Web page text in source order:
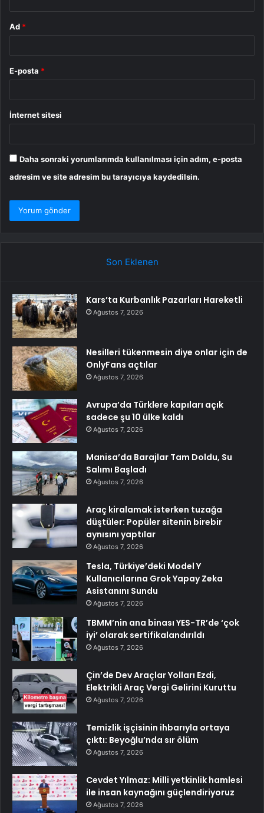
Ad *
E-posta *
İnternet sitesi
Daha sonraki yorumlarımda kullanılması için adım, e-posta
adresim ve site adresim bu tarayıcıya kaydedilsin.
Son Eklenen
Kars’ta Kurbanlık Pazarları Hareketli
Ağustos 7, 2026
Nesilleri tükenmesin diye onlar için de
OnlyFans açtılar
Ağustos 7, 2026
Avrupa’da Türklere kapıları açık
sadece şu 10 ülke kaldı
Ağustos 7, 2026
Manisa’da Barajlar Tam Doldu, Su
Salımı Başladı
Ağustos 7, 2026
Araç kiralamak isterken tuzağa
düştüler: Popüler sitenin birebir
aynısını yaptılar
Ağustos 7, 2026
Tesla, Türkiye’deki Model Y
Kullanıcılarına Grok Yapay Zeka
Asistanını Sundu
Ağustos 7, 2026
TBMM’nin ana binası YES-TR’de ‘çok
iyi’ olarak sertifikalandırıldı
Ağustos 7, 2026
Çin’de Dev Araçlar Yolları Ezdi,
Elektrikli Araç Vergi Gelirini Kuruttu
Ağustos 7, 2026
Temizlik işçisinin ihbarıyla ortaya
çıktı: Beyoğlu’nda sır ölüm
Ağustos 7, 2026
Cevdet Yılmaz: Milli yetkinlik hamlesi
ile insan kaynağını güçlendiriyoruz
Ağustos 7, 2026